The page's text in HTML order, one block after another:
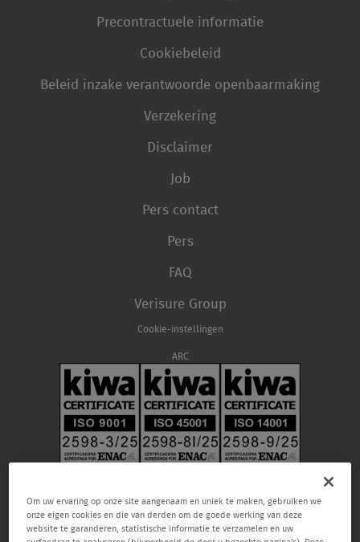
Precontractuele informatie
Cookiebeleid
Beleid inzake verantwoorde openbaarmaking
Verzekering
Disclaimer
Job
Pers contact
Pers
FAQ
Verisure Group
Cookie-instellingen
ARC
Om uw ervaring op onze site aangenaam en uniek te maken, gebruiken we
onze eigen cookies en die van derden om de goede werking van deze
website te garanderen, statistische informatie te verzamelen en uw